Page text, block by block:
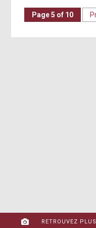
Page 5 of 10
RETROUVEZ